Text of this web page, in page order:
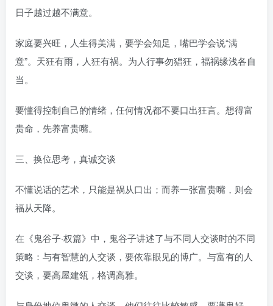
日子越过越不满意。
家庭要兴旺，人生得美满，要学会知足，嘴巴学会说“满
意”。天狂有雨，人狂有祸。为人行事勿猖狂，福祸缘浅各自
当。
要懂得控制自己的情绪，任何情况都不要口出狂言。想得富
贵命，先养富贵嘴。
三、换位思考，真诚交谈
不懂说话的艺术，只能是祸从口出；而养一张富贵嘴，则会
福从天降。
在《鬼谷子·权篇》中，鬼谷子讲述了与不同人交谈时的不同
策略：与有智慧的人交谈，要依靠眼见的博广。与富有的人
交谈，要高屋建瓴，格调高雅。